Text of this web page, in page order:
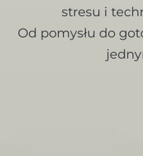
stresu i
Od pomysłu do